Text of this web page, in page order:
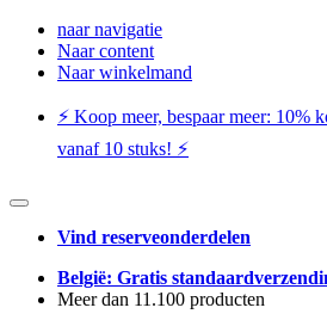
naar navigatie
Naar content
Naar winkelmand
⚡️ Koop meer, bespaar meer: ​​10%
vanaf 10 stuks! ⚡️
Vind reserveonderdelen
België: Gratis
Meer dan 11.100 producten